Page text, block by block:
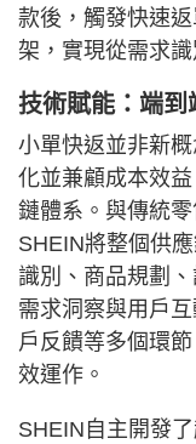
款後，觸發快速
架，實現從需求
技術賦能：端到
小單快返並非新
化並兼顧成本效
鏈體系。與傳統
SHEIN將整個供
識別、商品規劃
需求洞察與用戶
戶反饋等多個環
效運作。
SHEIN自主開發